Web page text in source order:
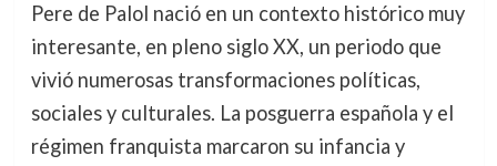
Pere de Palol nació en un contexto histórico muy
interesante, en pleno siglo XX, un periodo que
vivió numerosas transformaciones políticas,
sociales y culturales. La posguerra española y el
régimen franquista marcaron su infancia y